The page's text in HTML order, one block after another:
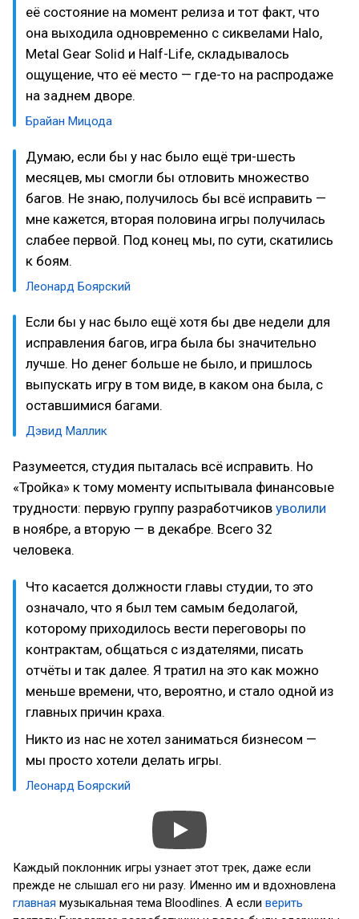
её состояние на момент релиза и тот факт, что
она выходила одновременно с сиквелами Halo,
Metal Gear Solid и Half-Life, складывалось
ощущение, что её место — где-то на распродаже
на заднем дворе.
Брайан Мицода
Думаю, если бы у нас было ещё три-шесть
месяцев, мы смогли бы отловить множество
багов. Не знаю, получилось бы всё исправить —
мне кажется, вторая половина игры получилась
слабее первой. Под конец мы, по сути, скатились
к боям.
Леонард Боярский
Если бы у нас было ещё хотя бы две недели для
исправления багов, игра была бы значительно
лучше. Но денег больше не было, и пришлось
выпускать игру в том виде, в каком она была, с
оставшимися багами.
Дэвид Маллик
Разумеется, студия пыталась всё исправить. Но
«Тройка» к тому моменту испытывала финансовые
трудности: первую группу разработчиков уволили
в ноябре, а вторую — в декабре. Всего 32
человека.
Что касается должности главы студии, то это
означало, что я был тем самым бедолагой,
которому приходилось вести переговоры по
контрактам, общаться с издателями, писать
отчёты и так далее. Я тратил на это как можно
меньше времени, что, вероятно, и стало одной из
главных причин краха.
Никто из нас не хотел заниматься бизнесом —
мы просто хотели делать игры.
Леонард Боярский
Каждый поклонник игры узнает этот трек, даже если
прежде не слышал его ни разу. Именно им и вдохновлена
главная музыкальная тема Bloodlines. А если верить